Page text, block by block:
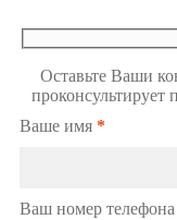
Оставьте Ваши
Ваше имя *
Ваш номер телефона